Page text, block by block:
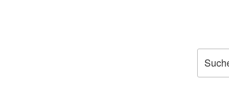
nach: